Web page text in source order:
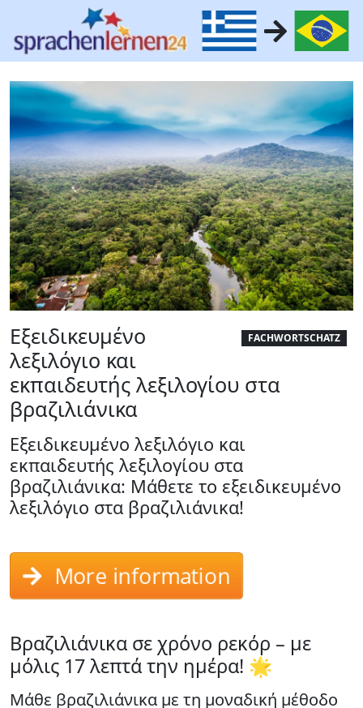
FACHWORTSCHATZ
Εξειδικευμένο
λεξιλόγιο και
εκπαιδευτής λεξιλογίου στα
βραζιλιάνικα
Εξειδικευμένο λεξιλόγιο και
εκπαιδευτής λεξιλογίου στα
βραζιλιάνικα: Μάθετε το εξειδικευμένο
λεξιλόγιο στα βραζιλιάνικα!
More information
Βραζιλιάνικα σε χρόνο ρεκόρ – με
μόλις 17 λεπτά την ημέρα! 🌟
Μάθε βραζιλιάνικα με τη μοναδική μέθοδο